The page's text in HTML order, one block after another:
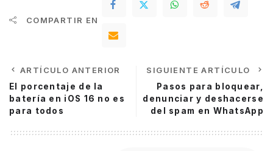
COMPARTIR EN
ARTÍCULO ANTERIOR
El porcentaje de la
batería en iOS 16 no es
para todos
SIGUIENTE ARTÍCULO
Pasos para bloquear,
denunciar y deshacerse
del spam en WhatsApp